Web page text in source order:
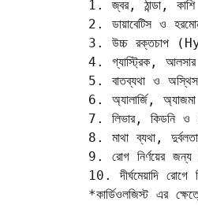
1. জ্বর, ঠান্ডা,
2. ডায়াবেটিস ও
3. উচ্চ রক্তচাপ
4. গ্যাস্ট্রিক, আলসার
5. বাতব্যথা ও
6. অ্যালার্জি,
7. লিভার, কিডনি ও
8. মাথা ব্যথা,
9. রোগ নির্ণয়ের জন্য
10. দীর্ঘমেয়াদি রোগে
*কার্ডিওলজিস্ট এর